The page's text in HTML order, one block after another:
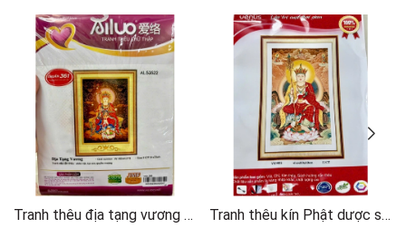
Tranh thêu địa tạng vương bồ tát AL53522, kích thước 51 x 72 cm
Tranh thêu kín Phật dược sư VS9022, kích thước 50 x 80 cm